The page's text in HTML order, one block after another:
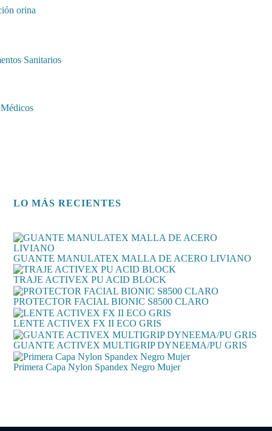
orina
Sanitarios
LO MÁS RECIENTES
GUANTE MANULATEX MALLA DE ACERO LIVIANO
TRAJE ACTIVEX PU ACID BLOCK
PROTECTOR FACIAL BIONIC S8500 CLARO
LENTE ACTIVEX FX II ECO GRIS
GUANTE ACTIVEX MULTIGRIP DYNEEMA/PU GRIS
Primera Capa Nylon Spandex Negro Mujer